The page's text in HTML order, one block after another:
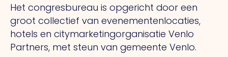
Het congresbureau is opgericht door een
groot collectief van evenementenlocaties,
hotels en citymarketingorganisatie Venlo
Partners, met steun van gemeente Venlo.